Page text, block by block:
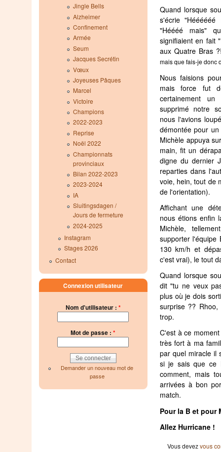
Quand lorsque
s'écrie
"Héééé mais"
signifiaient en fait
aux Quatre Bras
mais que fais-je donc
Nous faisions
mais force fut
certainement
supprimé notre
nous l'avions
démontée pour
Michèle appuya
main, fit un
digne du dernier
reparties dans
voie, hein, tout de
de l'orientation).
Affichant une
nous étions enfin
Michèle,
supporter l'équipe
130 km/h et
c'est vrai), le tout
Quand lorsque
dit "tu ne veux
plus où je dois
surprise ??
trop.
C'est à ce
très fort à ma
par quel miracle il
si je sais que ce
comment, mais
arrivées à bon
match.
Pour la B et pour
Allez Hurricane !
Vous devezvous
Jingle Bells
Alzheimer
Confinement
Armée
Seum
Jacques Secrétin
Vœux
Joyeuses Pâques
Marcel
Victoire
Champions
2022-2023
Reprise
Noël 2022
Championnats
provinciaux
Bilan 2022-2023
2023-2024
IA
Sluitingsdagen /
Jours de fermeture
2024-2025
Instagram
Stages 2026
Contact
Connexion utilisateur
Nom d'utilisateur : *
Mot de passe :*
Demander un nouveau mot de
passe